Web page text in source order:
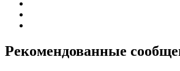
Рекомендованные